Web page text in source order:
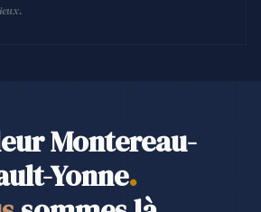
Montereau-
Yonne.